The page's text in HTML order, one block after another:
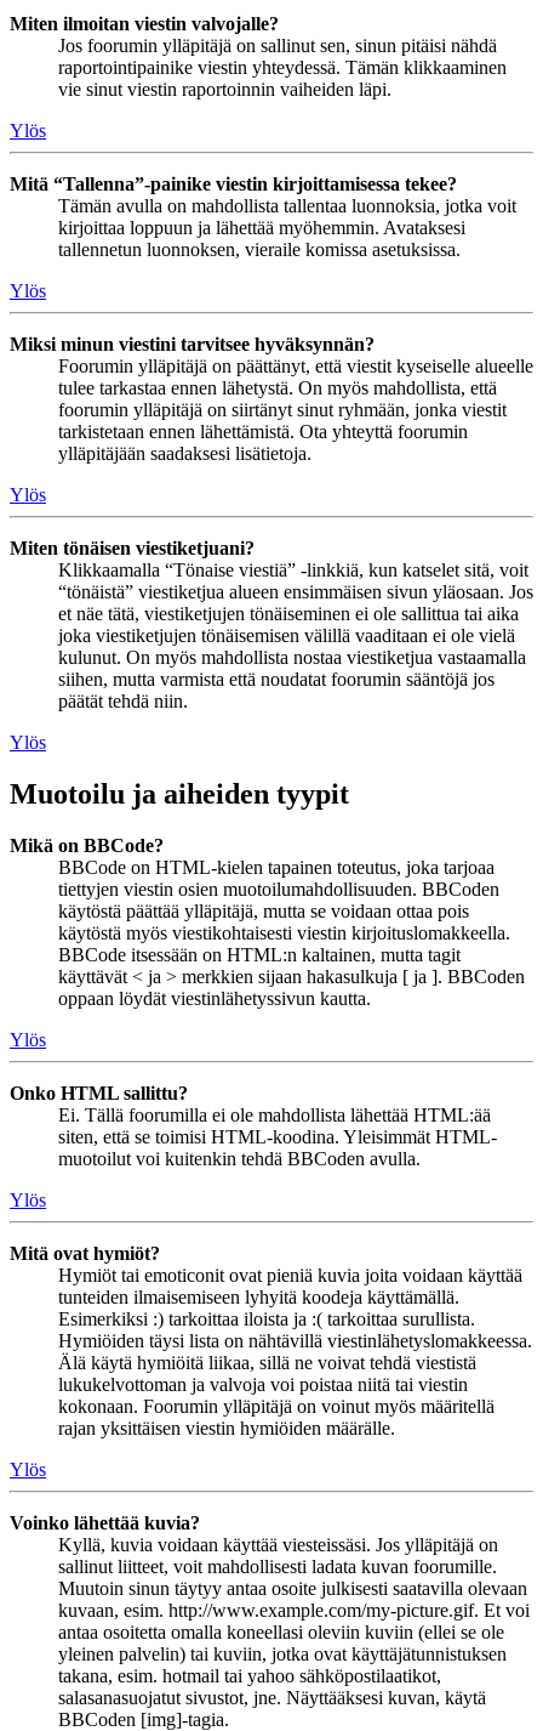
Miten ilmoitan viestin valvojalle?
Jos foorumin ylläpitäjä on sallinut sen, sinun pitäisi nähdä
raportointipainike viestin yhteydessä. Tämän klikkaaminen
vie sinut viestin raportoinnin vaiheiden läpi.
Ylös
Mitä “Tallenna”-painike viestin kirjoittamisessa tekee?
Tämän avulla on mahdollista tallentaa luonnoksia, jotka voit
kirjoittaa loppuun ja lähettää myöhemmin. Avataksesi
tallennetun luonnoksen, vieraile komissa asetuksissa.
Ylös
Miksi minun viestini tarvitsee hyväksynnän?
Foorumin ylläpitäjä on päättänyt, että viestit kyseiselle alueelle
tulee tarkastaa ennen lähetystä. On myös mahdollista, että
foorumin ylläpitäjä on siirtänyt sinut ryhmään, jonka viestit
tarkistetaan ennen lähettämistä. Ota yhteyttä foorumin
ylläpitäjään saadaksesi lisätietoja.
Ylös
Miten tönäisen viestiketjuani?
Klikkaamalla “Tönaise viestiä” -linkkiä, kun katselet sitä, voit
“tönäistä” viestiketjua alueen ensimmäisen sivun yläosaan. Jos
et näe tätä, viestiketjujen tönäiseminen ei ole sallittua tai aika
joka viestiketjujen tönäisemisen välillä vaaditaan ei ole vielä
kulunut. On myös mahdollista nostaa viestiketjua vastaamalla
siihen, mutta varmista että noudatat foorumin sääntöjä jos
päätät tehdä niin.
Ylös
Muotoilu ja aiheiden tyypit
Mikä on BBCode?
BBCode on HTML-kielen tapainen toteutus, joka tarjoaa
tiettyjen viestin osien muotoilumahdollisuuden. BBCoden
käytöstä päättää ylläpitäjä, mutta se voidaan ottaa pois
käytöstä myös viestikohtaisesti viestin kirjoituslomakkeella.
BBCode itsessään on HTML:n kaltainen, mutta tagit
käyttävät < ja > merkkien sijaan hakasulkuja [ ja ]. BBCoden
oppaan löydät viestinlähetyssivun kautta.
Ylös
Onko HTML sallittu?
Ei. Tällä foorumilla ei ole mahdollista lähettää HTML:ää
siten, että se toimisi HTML-koodina. Yleisimmät HTML-
muotoilut voi kuitenkin tehdä BBCoden avulla.
Ylös
Mitä ovat hymiöt?
Hymiöt tai emoticonit ovat pieniä kuvia joita voidaan käyttää
tunteiden ilmaisemiseen lyhyitä koodeja käyttämällä.
Esimerkiksi :) tarkoittaa iloista ja :( tarkoittaa surullista.
Hymiöiden täysi lista on nähtävillä viestinlähetyslomakkeessa.
Älä käytä hymiöitä liikaa, sillä ne voivat tehdä viestistä
lukukelvottoman ja valvoja voi poistaa niitä tai viestin
kokonaan. Foorumin ylläpitäjä on voinut myös määritellä
rajan yksittäisen viestin hymiöiden määrälle.
Ylös
Voinko lähettää kuvia?
Kyllä, kuvia voidaan käyttää viesteissäsi. Jos ylläpitäjä on
sallinut liitteet, voit mahdollisesti ladata kuvan foorumille.
Muutoin sinun täytyy antaa osoite julkisesti saatavilla olevaan
kuvaan, esim. http://www.example.com/my-picture.gif. Et voi
antaa osoitetta omalla koneellasi oleviin kuviin (ellei se ole
yleinen palvelin) tai kuviin, jotka ovat käyttäjätunnistuksen
takana, esim. hotmail tai yahoo sähköpostilaatikot,
salasanasuojatut sivustot, jne. Näyttääksesi kuvan, käytä
BBCoden [img]-tagia.